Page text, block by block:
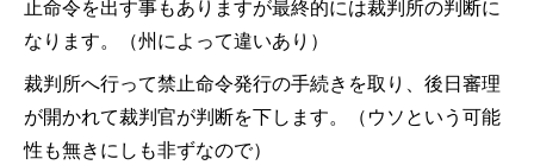
止命令を出す事もありますが最終的には裁判所の判断に
なります。（州によって違いあり）
裁判所へ行って禁止命令発行の手続きを取り、後日審理
が開かれて裁判官が判断を下します。（ウソという可能
性も無きにしも非ずなので）